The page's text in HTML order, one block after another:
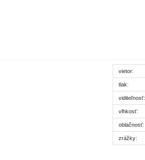
vietor:
tlak:
viditeľnosť:
vlhkosť:
oblačnosť:
zrážky: